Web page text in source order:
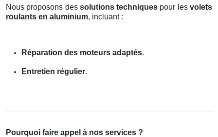
Nous proposons des solutions techniques pour lesvolets
roulants en aluminium, incluant :
Réparation des moteurs adaptés.
Entretien régulier.
Pourquoi faire appel à nos services ?